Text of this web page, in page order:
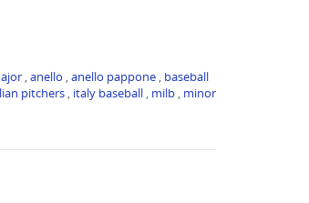
,anello ,anello pappone , baseball
pitchers , italy baseball , milb , minor